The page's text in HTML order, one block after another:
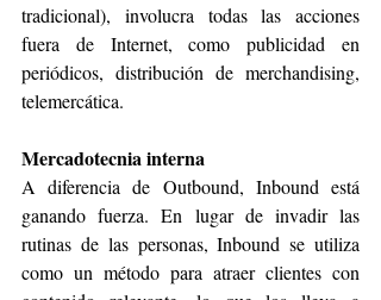
tradicional), involucra todas las acciones
fuera de Internet, como publicidad en
telemercática.
Mercadotecnia interna
A diferencia de Outbound, Inbound está
ganando fuerza. En lugar de invadir las
rutinas de las personas, Inbound se utiliza
como un método para atraer clientes con